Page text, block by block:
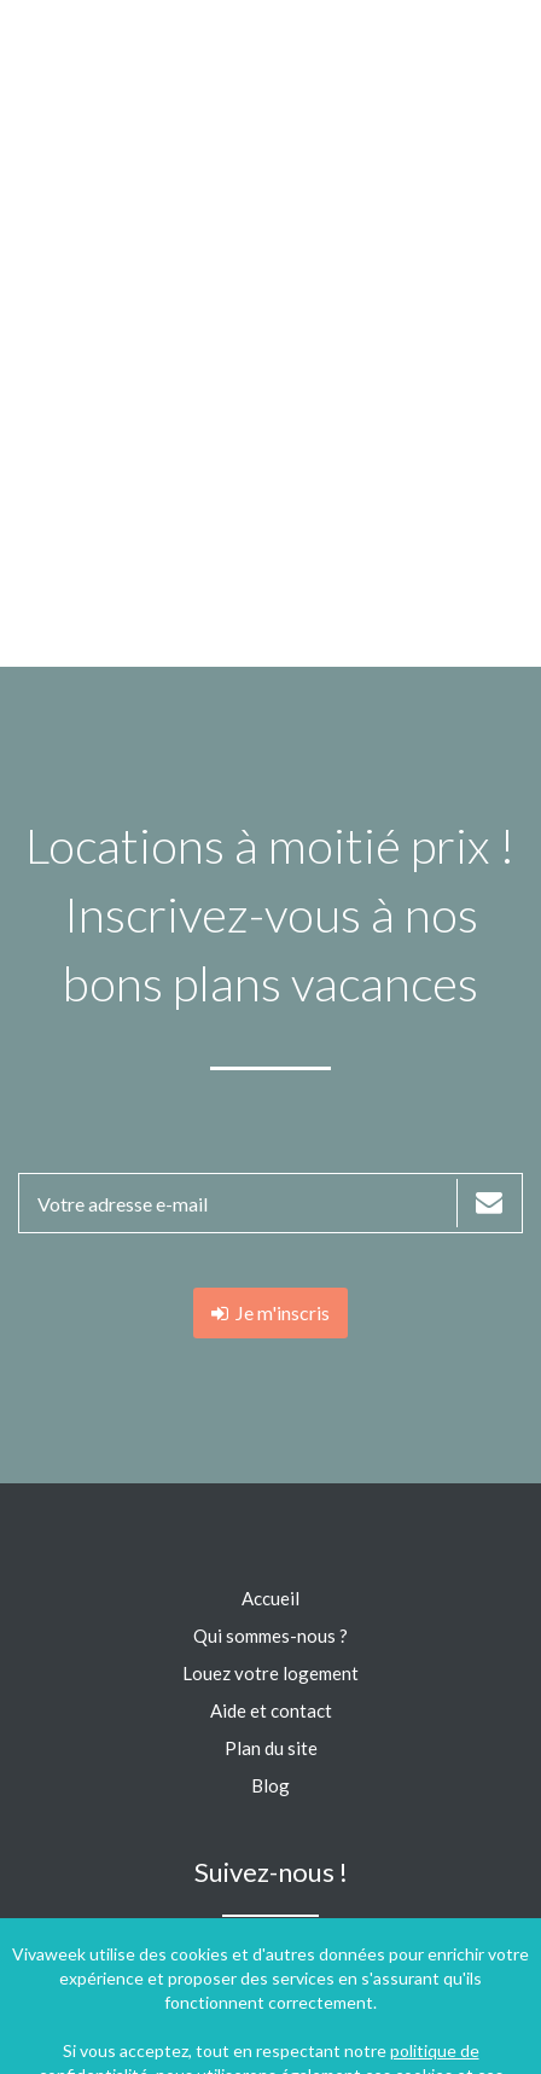
Locations à moitié prix !
Inscrivez-vous à nos
bons plans vacances
Je m'inscris
Vivaweek utilise des cookies et d'autres données pour enrichir votre
expérience et proposer des services en s'assurant qu'ils
fonctionnent correctement.
Si vous acceptez, tout en respectant notrepolitique de
Accueil
Qui sommes-nous ?
Louez votre logement
Aide et contact
Plan du site
Blog
Suivez-nous !